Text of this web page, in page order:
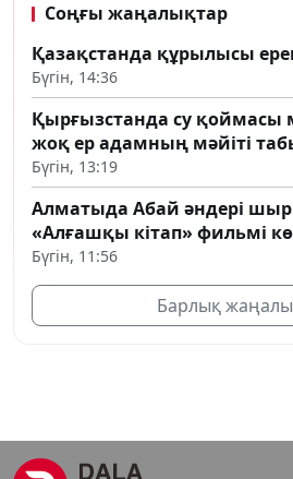
Соңғы жаңалықтар
Қазақстанда құрылысы
Бүгін, 14:36
Қырғызстанда су
жоқ ер адамның мәйіті
Бүгін, 13:19
Алматыда Абай әндері
«Алғашқы кітап» фильмі
Бүгін, 11:56
Барлық